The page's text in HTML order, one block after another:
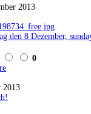
2013
den 8 Dezember,
0
2013